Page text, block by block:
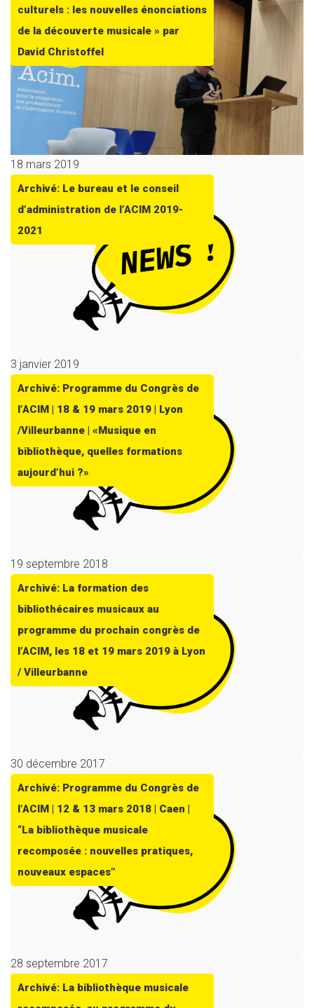
culturels : les nouvelles énonciations
de la découverte musicale » par
David Christoffel
18 mars 2019
Archivé: Le bureau et le conseil
d’administration de l’ACIM 2019-
2021
3 janvier 2019
Archivé: Programme du Congrès de
l’ACIM | 18 & 19 mars 2019 | Lyon
/Villeurbanne | «Musique en
bibliothèque, quelles formations
aujourd’hui ?»
19 septembre 2018
Archivé: La formation des
bibliothécaires musicaux au
programme du prochain congrès de
l’ACIM, les 18 et 19 mars 2019 à Lyon
/ Villeurbanne
30 décembre 2017
Archivé: Programme du Congrès de
l’ACIM | 12 & 13 mars 2018 | Caen |
“La bibliothèque musicale
recomposée : nouvelles pratiques,
nouveaux espaces”
28 septembre 2017
Archivé: La bibliothèque musicale